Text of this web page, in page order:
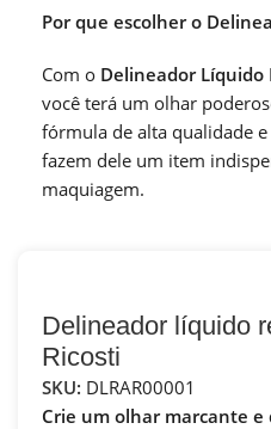
Por que escolher o
Com o Delineador Líquido
você terá um olhar
fórmula de alta qualidade
fazem dele um item
maquiagem.
Delineador líquido
Ricosti
SKU: DLRAR00001
Crie um olhar marcante e